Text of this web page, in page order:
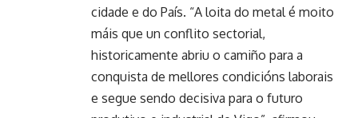
cidade e do País. “A loita do metal é moito
máis que un conflito sectorial,
historicamente abriu o camiño para a
conquista de mellores condicións laborais
e segue sendo decisiva para o futuro